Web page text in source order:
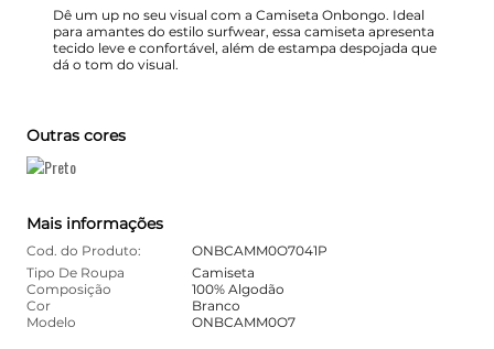
Dê um up no seu visual com a Camiseta Onbongo. Ideal
para amantes do estilo surfwear, essa camiseta apresenta
tecido leve e confortável, além de estampa despojada que
dá o tom do visual.
Outras cores
Mais informações
Cod. do Produto:
ONBCAMM0O7041P
Tipo De Roupa
Camiseta
Composição
100% Algodão
Cor
Branco
Modelo
ONBCAMM0O7